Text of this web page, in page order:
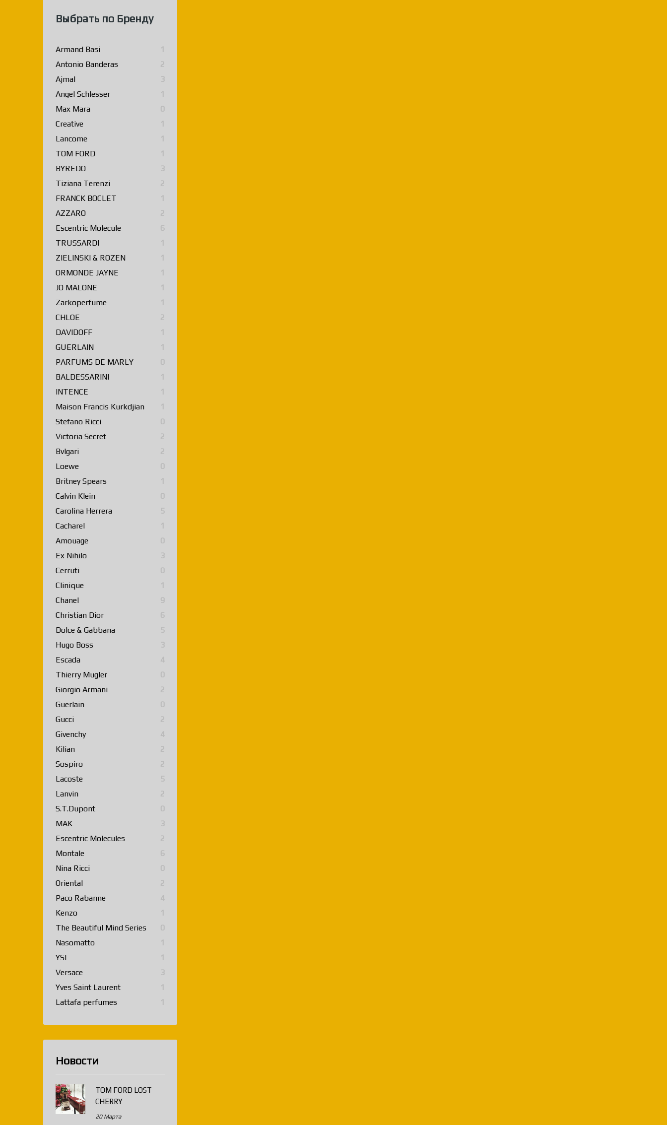
Выбрать по Бренду
Armand Basi
1
Antonio Banderas
2
Ajmal
3
Angel Schlesser
1
Max Mara
0
Creative
1
Lancome
1
TOM FORD
1
BYREDO
3
Tiziana Terenzi
2
FRANCK BOCLET
1
AZZARO
2
Escentric Molecule
6
TRUSSARDI
1
ZIELINSKI & ROZEN
1
ORMONDE JAYNE
1
JO MALONE
1
Zarkoperfume
1
CHLOE
2
DAVIDOFF
1
GUERLAIN
1
PARFUMS DE MARLY
0
BALDESSARINI
1
INTENCE
1
Maison Francis Kurkdjian
1
Stefano Ricci
0
Victoria Secret
2
Bvlgari
2
Loewe
0
Britney Spears
1
Calvin Klein
0
Carolina Herrera
5
Cacharel
1
Amouage
0
Ex Nihilo
3
Cerruti
0
Clinique
1
Chanel
9
Christian Dior
6
Dolce & Gabbana
5
Hugo Boss
3
Escada
4
Thierry Mugler
0
Giorgio Armani
2
Guerlain
0
Gucci
2
Givenchy
4
Kilian
2
Sospiro
2
Lacoste
5
Lanvin
2
S.T.Dupont
0
MAK
3
Escentric Molecules
2
Montale
6
Nina Ricci
0
Oriental
2
Paco Rabanne
4
Kenzo
1
The Beautiful Mind Series
0
Nasomatto
1
YSL
1
Versace
3
Yves Saint Laurent
1
Lattafa perfumes
1
Новости
TOM FORD LOST
CHERRY
20 Марта